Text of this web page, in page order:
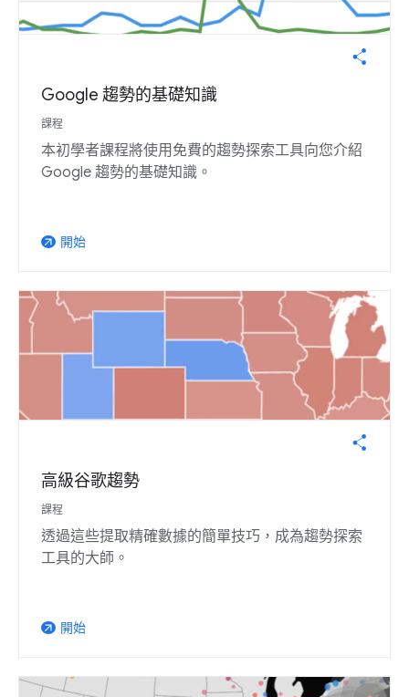
Google 趨勢的基礎知識
課程
本初學者課程將使用免費的趨勢探索工具向您介紹
Google 趨勢的基礎知識。
arrow_outward 開始
高級谷歌趨勢
課程
透過這些提取精確數據的簡單技巧，成為趨勢探索
工具的大師。
arrow_outward 開始